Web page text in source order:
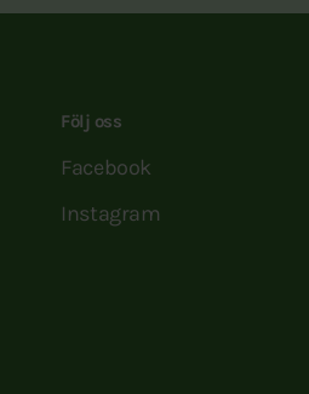
Följ oss
Facebook
Instagram